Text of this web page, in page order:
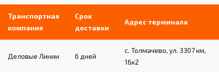
Транспортная
компания
Срок
доставки
Адрес терминала
Деловые Линии 6 дней
с. Толмачево, ул. 3307 км,
16к2